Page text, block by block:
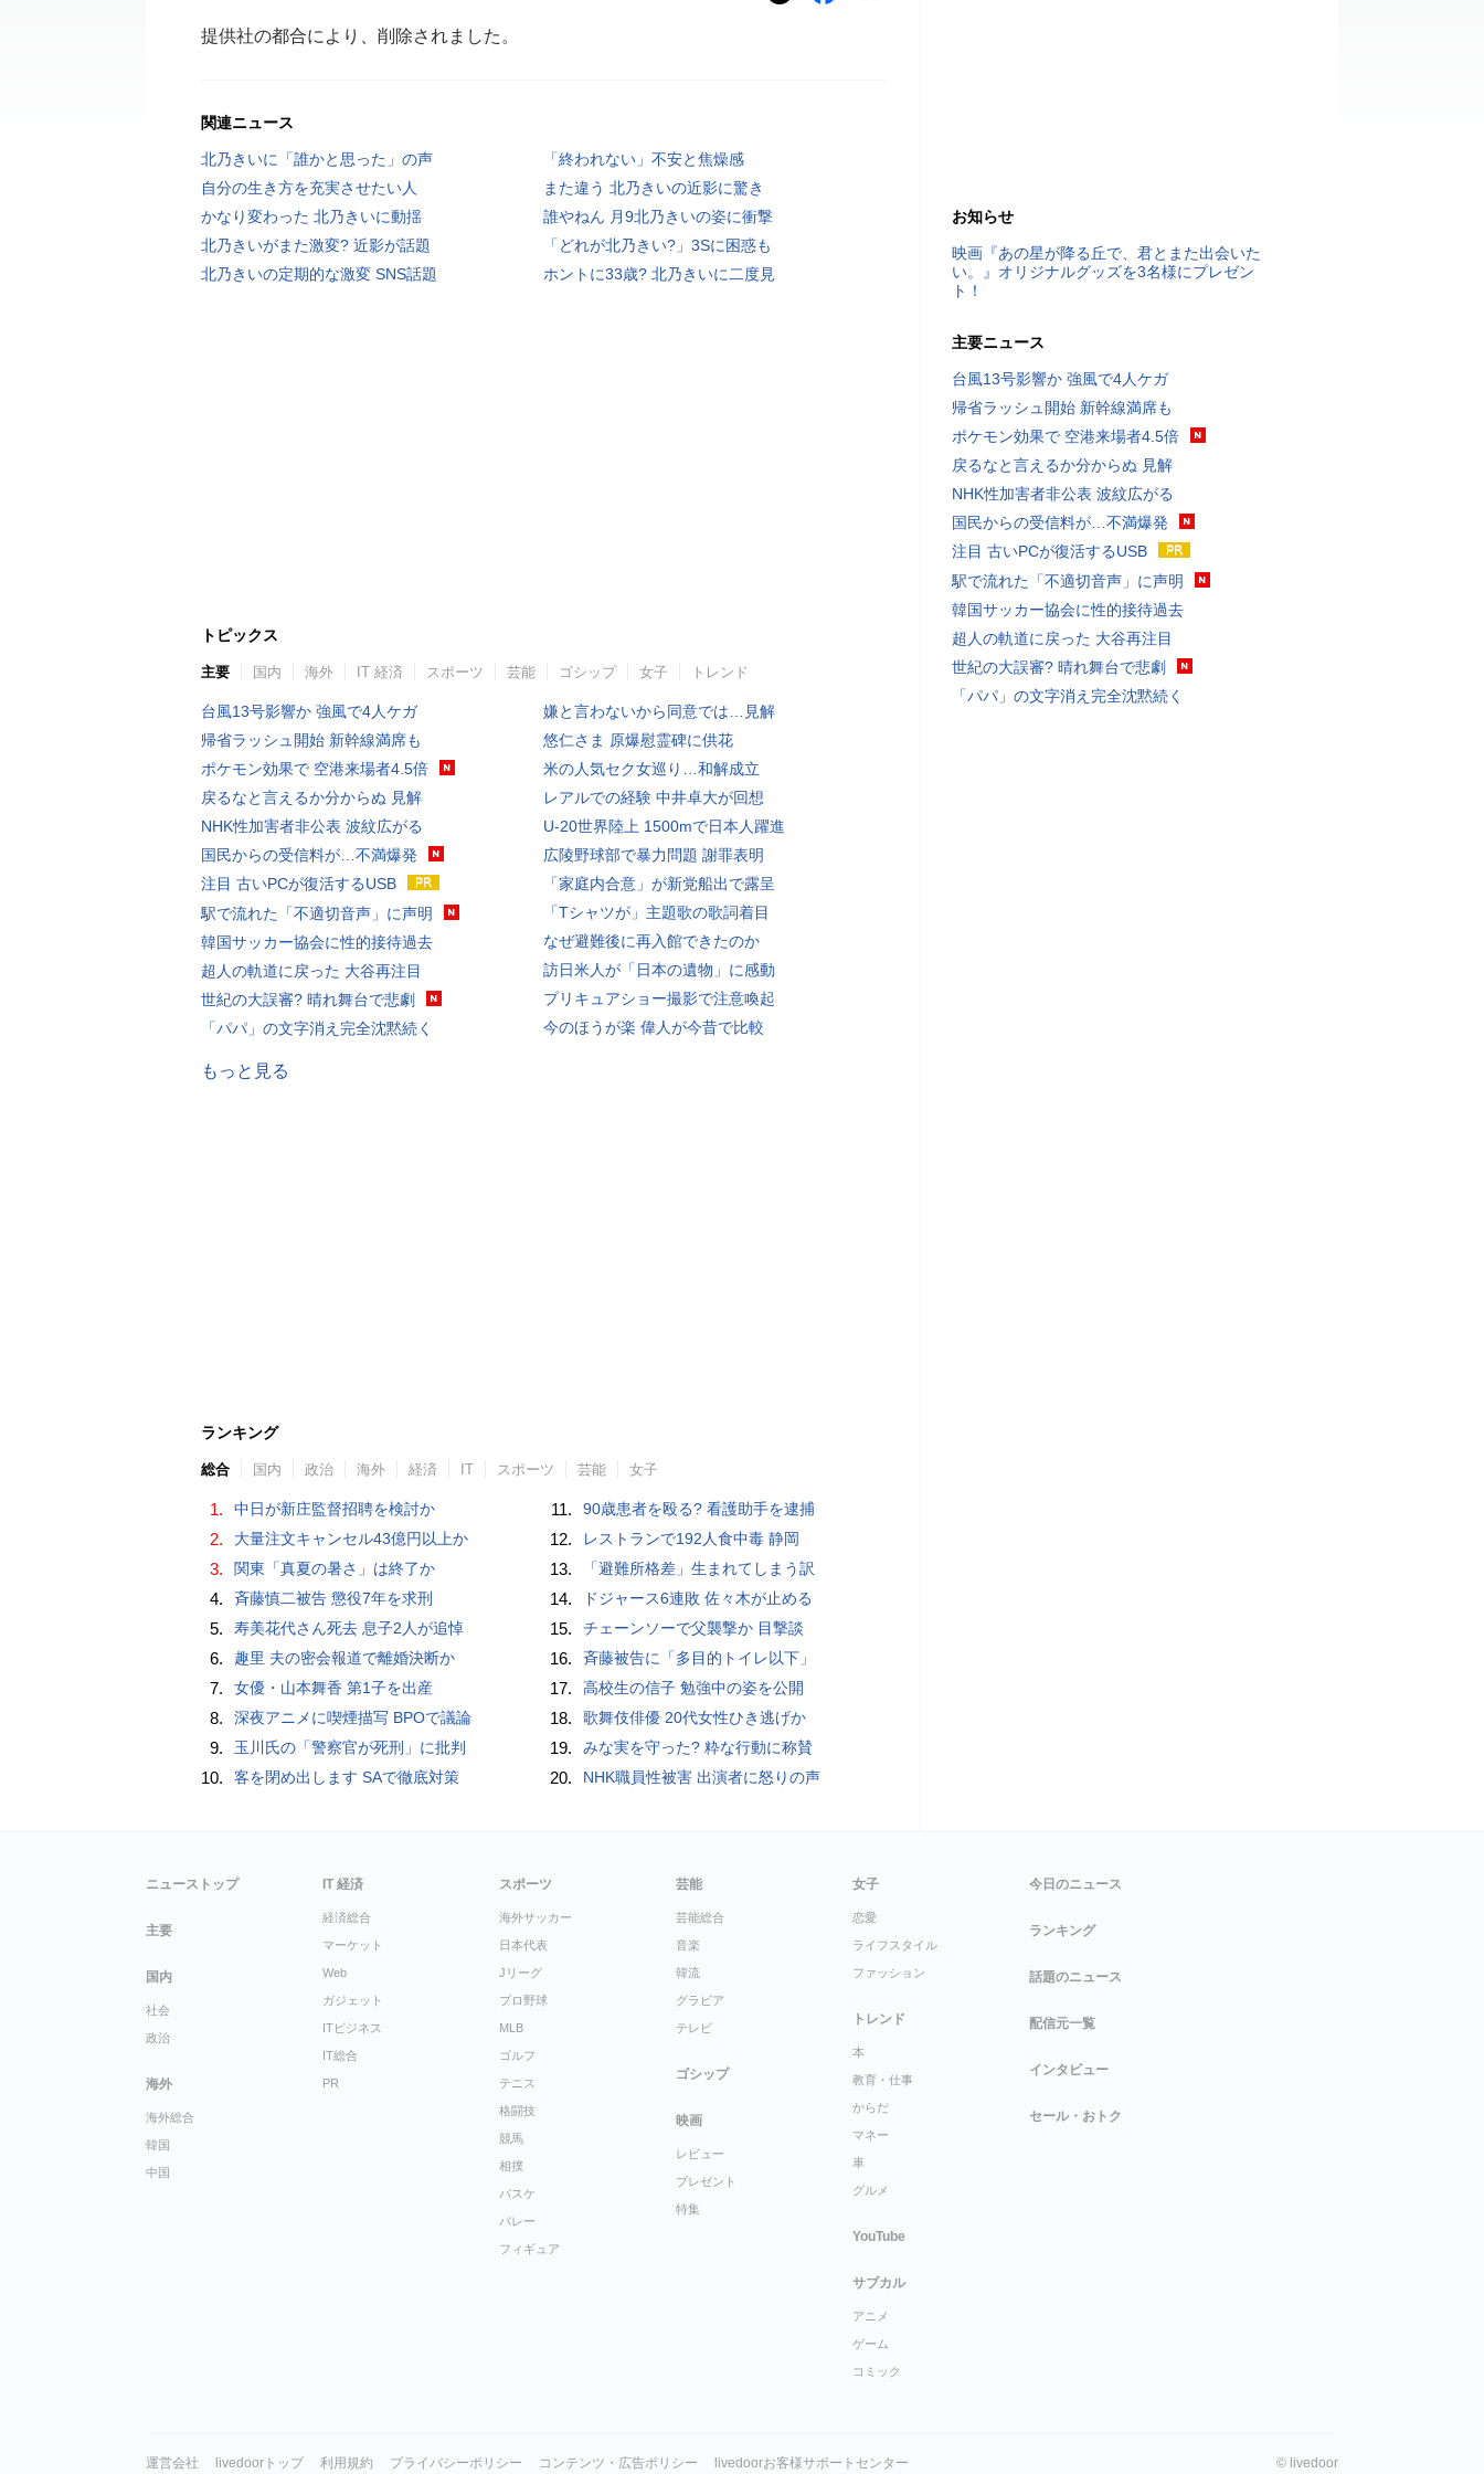
提供社の都合により、削除されました。
関連ニュース
北乃きいに「誰かと思った」の声
「終われない」不安と焦燥感
自分の生き方を充実させたい人
また違う 北乃きいの近影に驚き
かなり変わった 北乃きいに動揺
誰やねん 月9北乃きいの姿に衝撃
北乃きいがまた激変? 近影が話題
「どれが北乃きい?」3Sに困惑も
北乃きいの定期的な激変 SNS話題
ホントに33歳? 北乃きいに二度見
トピックス
主要 国内 海外 IT 経済 スポーツ 芸能 ゴシップ 女子 トレンド
台風13号影響か 強風で4人ケガ
帰省ラッシュ開始 新幹線満席も
ポケモン効果で 空港来場者4.5倍
戻るなと言えるか分からぬ 見解
NHK性加害者非公表 波紋広がる
国民からの受信料が…不満爆発
注目 古いPCが復活するUSB
駅で流れた「不適切音声」に声明
韓国サッカー協会に性的接待過去
超人の軌道に戻った 大谷再注目
世紀の大誤審? 晴れ舞台で悲劇
「パパ」の文字消え完全沈黙続く
嫌と言わないから同意では…見解
悠仁さま 原爆慰霊碑に供花
米の人気セク女巡り…和解成立
レアルでの経験 中井卓大が回想
U-20世界陸上 1500mで日本人躍進
広陵野球部で暴力問題 謝罪表明
「家庭内合意」が新党船出で露呈
「Tシャツが」主題歌の歌詞着目
なぜ避難後に再入館できたのか
訪日米人が「日本の遺物」に感動
プリキュアショー撮影で注意喚起
今のほうが楽 偉人が今昔で比較
もっと見る
ランキング
総合 国内 政治 海外 経済 IT スポーツ 芸能 女子
1. 中日が新庄監督招聘を検討か
2. 大量注文キャンセル43億円以上か
3. 関東「真夏の暑さ」は終了か
4. 斉藤慎二被告 懲役7年を求刑
5. 寿美花代さん死去 息子2人が追悼
6. 趣里 夫の密会報道で離婚決断か
7. 女優・山本舞香 第1子を出産
8. 深夜アニメに喫煙描写 BPOで議論
9. 玉川氏の「警察官が死刑」に批判
10. 客を閉め出します SAで徹底対策
11. 90歳患者を殴る? 看護助手を逮捕
12. レストランで192人食中毒 静岡
13. 「避難所格差」生まれてしまう訳
14. ドジャース6連敗 佐々木が止める
15. チェーンソーで父襲撃か 目撃談
16. 斉藤被告に「多目的トイレ以下」
17. 高校生の信子 勉強中の姿を公開
18. 歌舞伎俳優 20代女性ひき逃げか
19. みな実を守った? 粋な行動に称賛
20. NHK職員性被害 出演者に怒りの声
お知らせ
映画『あの星が降る丘で、君とまた出会いた
い。』オリジナルグッズを3名様にプレゼン
ト！
主要ニュース
台風13号影響か 強風で4人ケガ
帰省ラッシュ開始 新幹線満席も
ポケモン効果で 空港来場者4.5倍
戻るなと言えるか分からぬ 見解
NHK性加害者非公表 波紋広がる
国民からの受信料が…不満爆発
注目 古いPCが復活するUSB
駅で流れた「不適切音声」に声明
韓国サッカー協会に性的接待過去
超人の軌道に戻った 大谷再注目
世紀の大誤審? 晴れ舞台で悲劇
「パパ」の文字消え完全沈黙続く
ニューストップ
主要
国内
社会
政治
海外
海外総合
韓国
中国
IT 経済
経済総合
マーケット
Web
ガジェット
ITビジネス
IT総合
PR
スポーツ
海外サッカー
日本代表
Jリーグ
プロ野球
MLB
ゴルフ
テニス
格闘技
競馬
相撲
バスケ
バレー
フィギュア
芸能
芸能総合
音楽
韓流
グラビア
テレビ
ゴシップ
映画
レビュー
プレゼント
特集
女子
恋愛
ライフスタイル
ファッション
トレンド
本
教育・仕事
からだ
マネー
車
グルメ
YouTube
サブカル
アニメ
ゲーム
コミック
今日のニュース
ランキング
話題のニュース
配信元一覧
インタビュー
セール・おトク
運営会社 livedoorトップ 利用規約 プライバシーポリシー コンテンツ・広告ポリシー livedoorお客様サポートセンター © livedoor